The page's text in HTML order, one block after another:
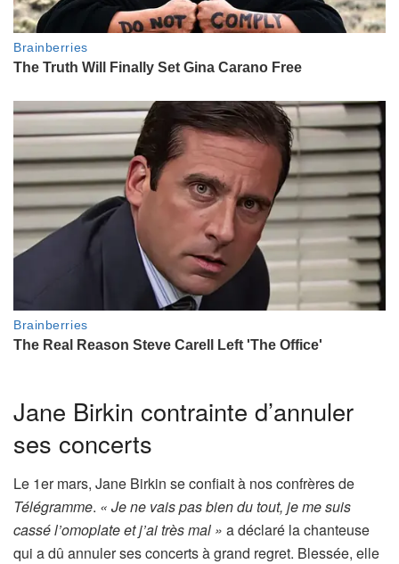
Jane Birkin contrainte d’annuler
ses concerts
Le 1er mars, Jane Birkin se confiait à nos confrères de
Télégramme. « Je ne vais pas bien du tout, je me suis
cassé l’omoplate et j’ai très mal » a déclaré la chanteuse
qui a dû annuler ses concerts à grand regret. Blessée, elle